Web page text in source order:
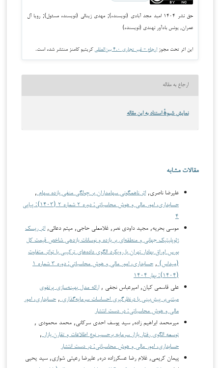
حق نشر ۱۴۰۴ امید مجد آبادی (نویسنده); مهدی زینالی (نویسنده مسئول); رویا آل
عمران, یونس بادآور نهندی (نویسنده)
این اثر تحت مجوز ارجاع - غیر تجاری ۴.۰ بین‌المللی کریتیو کامنز منتشر شده است.
ارجاع به مقاله
نمایش شیوهٔ استناد به این مقاله
مقالات مشابه
علیرضا ناصری, اثر ناهمگونی سهامداران بر چولگی منفی بازده سهام ,
حسابداری، امور مالی و هوش محاسباتی: دوره ۲ شماره ۲ (۱۴۰۳): پیاپی
۴
موسی بحریه, مجید داودی نصر, غلامعلی حاجی, میثم دعائی, اثر ریسک
ژئوپلیتیک جهانی و منطقه‌ای بر بازده و نوسانات بازدهی شاخص قیمت کل
بورس اوراق بهادار تهران با رویکرد الگوی داده‌های ترکیبی با تواتر متفاوت
(میداس) ,
حسابداری، امور مالی و هوش محاسباتی: دوره ۳ شماره ۱
(۱۴۰۴): بهار ۱۴۰۴
علی قاسمی کیان, امیرعباس نجفی , ارائه مدل بهینه‌سازی پرتفوی
مبتنی‌بر پیش‌بینی با درنظرگیری احساسات سرمایه‌گذاری , حسابداری، امور
مالی و هوش محاسباتی: در دست انتشار
ميرمحمد ابراهيم زاده, سید یوسف احدی سرکانی, محمد محمودي ,
توسعه الگوی رفتار بازار سرمایه برحسب نوع اطلاعات و تقارن بازار ,
حسابداری، امور مالی و هوش محاسباتی: در دست انتشار
پیمان کریمی, غلام رضا عسکرزاده دره, علیرضا رعیتی شوازی, سید یحیی